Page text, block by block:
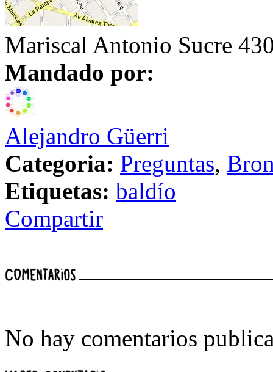
Mariscal Antonio Sucre
Mandado por:
Alejandro Güerri
Categoria: Preguntas,
Etiquetas: baldío
Compartir
No hay comentarios